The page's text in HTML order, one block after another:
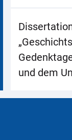
und dem